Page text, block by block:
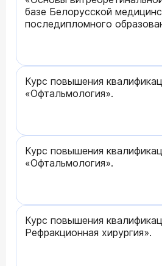
базе Белорусской
последипломного
Курс повышения
«Офтальмология».
Курс повышения
«Офтальмология».
Курс повышения
Рефракционная хирургия».